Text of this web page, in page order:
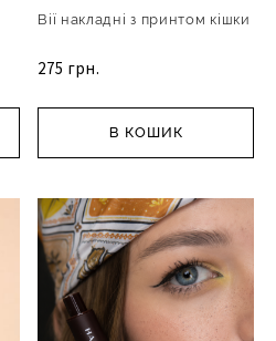
Вії накладні з принтом кішки
275 грн.
В КОШИК